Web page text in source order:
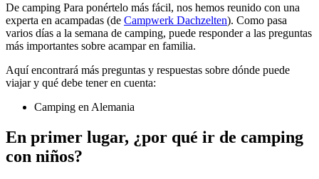
De camping Para ponértelo más fácil, nos hemos reunido con una
experta en acampadas (de Campwerk Dachzelten). Como pasa
varios días a la semana de camping, puede responder a las preguntas
más importantes sobre acampar en familia.
Aquí encontrará más preguntas y respuestas sobre dónde puede
viajar y qué debe tener en cuenta:
Camping en Alemania
En primer lugar, ¿por qué ir de camping
con niños?